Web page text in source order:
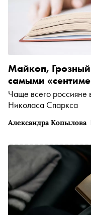
Александра Копылова
Майкоп,
самыми
Чаще всего
Николаса Спаркса